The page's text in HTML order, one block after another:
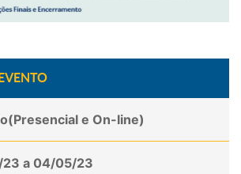
e On-line)
a 04/05/23